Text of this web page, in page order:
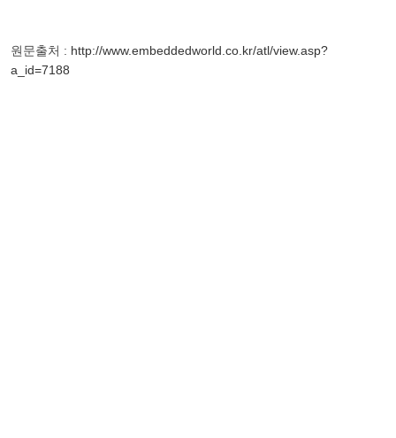
원문출처 : http://www.embeddedworld.co.kr/atl/view.asp?
a_id=7188